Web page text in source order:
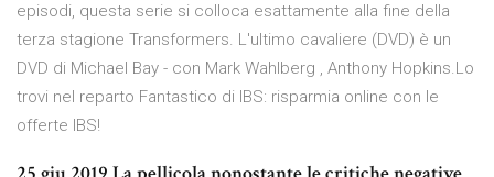
episodi, questa serie si colloca esattamente alla fine della
terza stagione Transformers. L'ultimo cavaliere (DVD) è un
DVD di Michael Bay - con Mark Wahlberg , Anthony Hopkins.Lo
trovi nel reparto Fantastico di IBS: risparmia online con le
offerte IBS!